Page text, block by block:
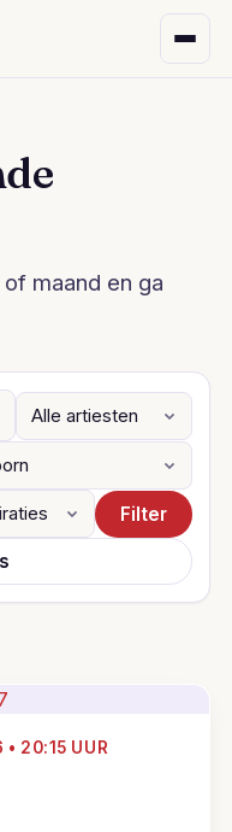
maand en ga
Filter
• 20:15 UUR